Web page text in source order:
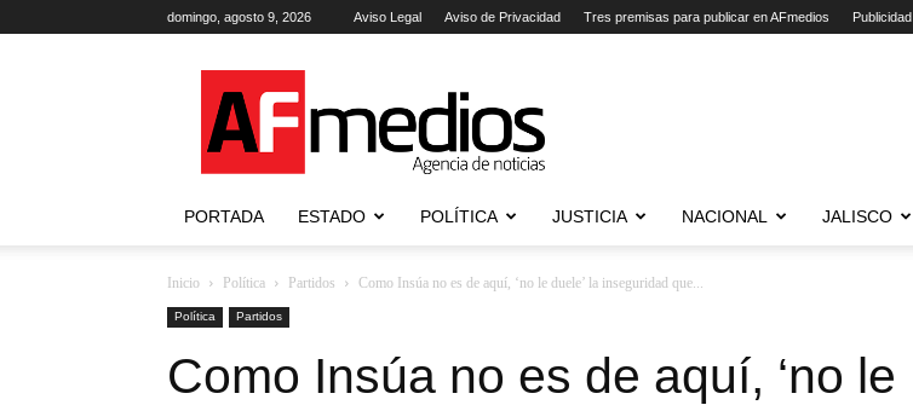
domingo, agosto 9, 2026 Aviso Legal Aviso de Privacidad Tres premisas para publicar en AFmedios Publicidad
Agencia
de
Noticias
PORTADA ESTADO POLÍTICA JUSTICIA NACIONAL JALISCO
Inicio Política Partidos Como Insúa no es de aquí, ‘no le duele’ la inseguridad que...
Política Partidos
Como Insúa no es de aquí, ‘no le